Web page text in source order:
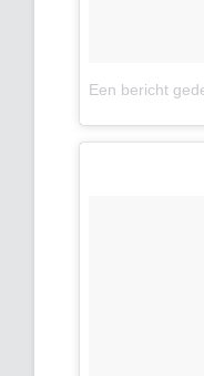
Een bericht